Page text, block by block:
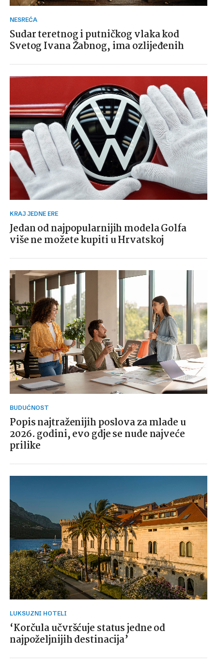
NESREĆA
Sudar teretnog i putničkog vlaka kod
Svetog Ivana Žabnog, ima ozlijeđenih
KRAJ JEDNE ERE
Jedan od najpopularnijih modela Golfa
više ne možete kupiti u Hrvatskoj
BUDUĆNOST
Popis najtraženijih poslova za mlade u
2026. godini, evo gdje se nude najveće
prilike
LUKSUZNI HOTELI
‘Korčula učvršćuje status jedne od
najpoželjnijih destinacija’